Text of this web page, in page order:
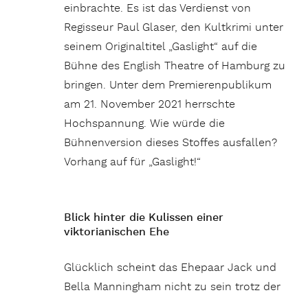
einbrachte. Es ist das Verdienst von
Regisseur Paul Glaser, den Kultkrimi unter
seinem Originaltitel „Gaslight“ auf die
Bühne des English Theatre of Hamburg zu
bringen. Unter dem Premierenpublikum
am 21. November 2021 herrschte
Hochspannung. Wie würde die
Bühnenversion dieses Stoffes ausfallen?
Vorhang auf für „Gaslight!“
Blick hinter die Kulissen einer
viktorianischen Ehe
Glücklich scheint das Ehepaar Jack und
Bella Manningham nicht zu sein trotz der